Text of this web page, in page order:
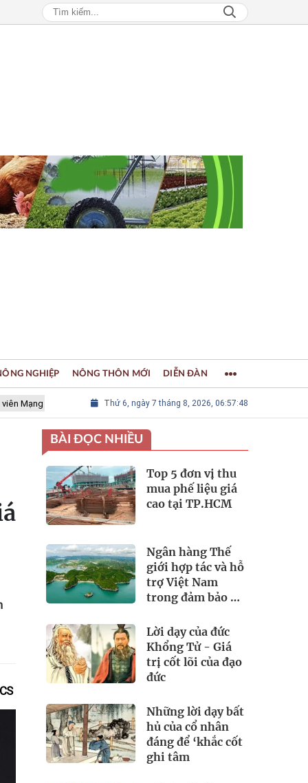
lưới các Thành phố Thủ công sáng tạo Thế giới LÀNG NGHỀ
Thứ 6, ngày 7 tháng 8, 2026, 06:57:49
NGHIỆP NÔNG THÔN MỚI DIỄN ĐÀN
BÀI ĐỌC NHIỀU
Top 5 đơn vị thu
mua phế liệu giá
cao tại TP.HCM
Ngân hàng Thế
giới hợp tác và hỗ
trợ Việt Nam
trong đảm bảo an
Lời dạy của đức
Khổng Tử - Giá
trị cốt lõi của đạo
đức
Những lời dạy bất
hủ của cổ nhân
đáng để ‘khắc cốt
ghi tâm